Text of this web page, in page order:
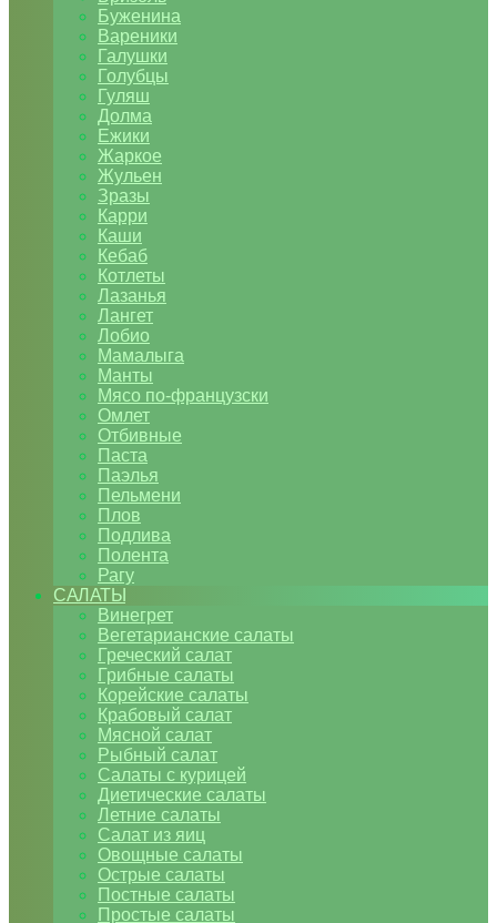
Буженина
Вареники
Галушки
Голубцы
Гуляш
Долма
Ежики
Жаркое
Жульен
Зразы
Карри
Каши
Кебаб
Котлеты
Лазанья
Лангет
Лобио
Мамалыга
Манты
Мясо по-французски
Омлет
Отбивные
Паста
Паэлья
Пельмени
Плов
Подлива
Полента
Рагу
САЛАТЫ
Винегрет
Вегетарианские салаты
Греческий салат
Грибные салаты
Корейские салаты
Крабовый салат
Мясной салат
Рыбный салат
Салаты с курицей
Диетические салаты
Летние салаты
Салат из яиц
Овощные салаты
Острые салаты
Постные салаты
Простые салаты